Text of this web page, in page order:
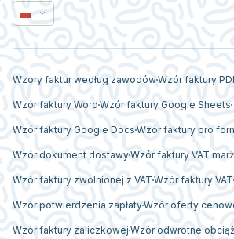
Wzory faktur według zawodówWzór faktury
Wzór faktury Word Wzór faktury Google Sheets
Wzór faktury Google Docs Wzór faktury pro
Wzór dokument dostawyWzór faktury VAT
Wzór faktury zwolnionej z VAT Wzór faktury VAT
Wzór potwierdzenia zapłatyWzór oferty
Wzór faktury zaliczkowej Wzór odwrotne